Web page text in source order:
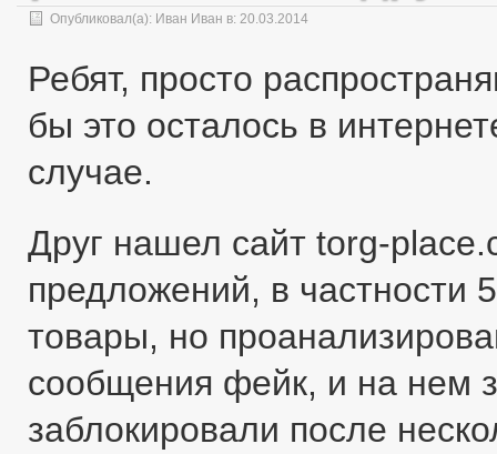
Опубликовал(а): Иван Иван в: 20.03.2014
Ребят, просто
бы это осталось в
случае.
Друг нашел сайт torg-
предложений, в частности
товары, но
сообщения фейк, и на нем
заблокировали после